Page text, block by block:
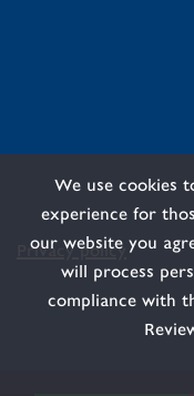
Privacy policy
We use cookies
experience for
our website you
will process
compliance with